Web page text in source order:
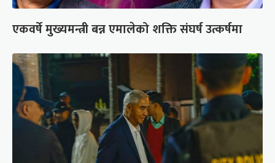
एकवर्षे मुख्यमन्त्री बन्न एमालेको शक्ति संघर्ष उत्कर्षमा